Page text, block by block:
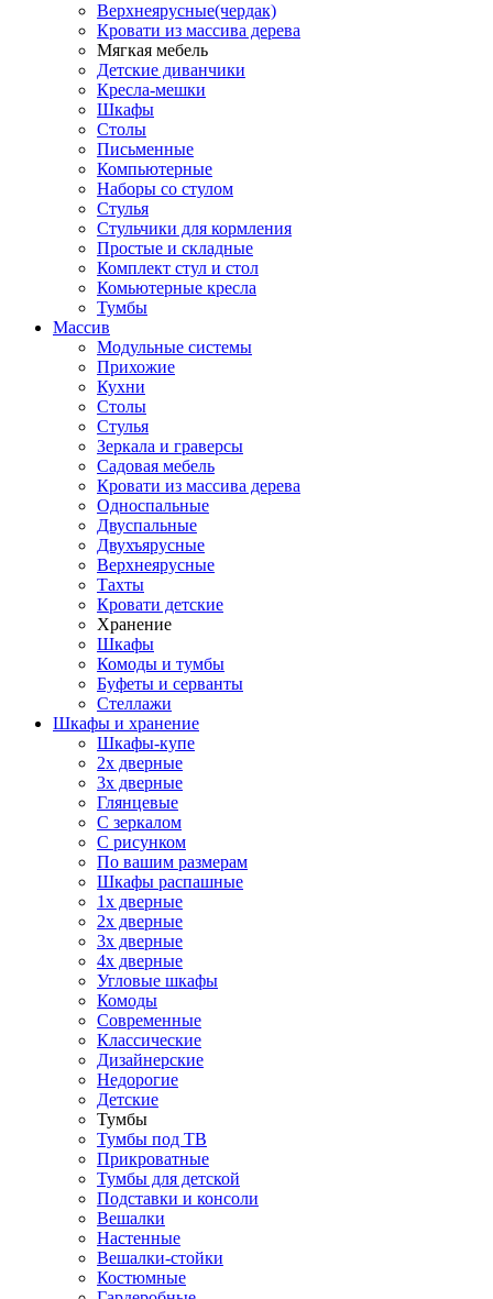
Верхнеярусные(чердак)
Кровати из массива дерева
Мягкая мебель
Детские диванчики
Кресла-мешки
Шкафы
Столы
Письменные
Компьютерные
Наборы со стулом
Стулья
Стульчики для кормления
Простые и складные
Комплект стул и стол
Комьютерные кресла
Тумбы
Массив
Модульные системы
Прихожие
Кухни
Столы
Стулья
Зеркала и граверсы
Садовая мебель
Кровати из массива дерева
Односпальные
Двуспальные
Двухъярусные
Верхнеярусные
Тахты
Кровати детские
Хранение
Шкафы
Комоды и тумбы
Буфеты и серванты
Стеллажи
Шкафы и хранение
Шкафы-купе
2х дверные
3х дверные
Глянцевые
С зеркалом
С рисунком
По вашим размерам
Шкафы распашные
1х дверные
2х дверные
3х дверные
4х дверные
Угловые шкафы
Комоды
Современные
Классические
Дизайнерские
Недорогие
Детские
Тумбы
Тумбы под ТВ
Прикроватные
Тумбы для детской
Подставки и консоли
Вешалки
Настенные
Вешалки-стойки
Костюмные